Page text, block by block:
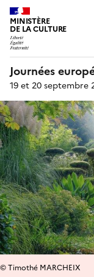
MINISTÈRE
DE LA CULTURE
Journées
19 et 20 septembre
© Timothé MARCHEIX